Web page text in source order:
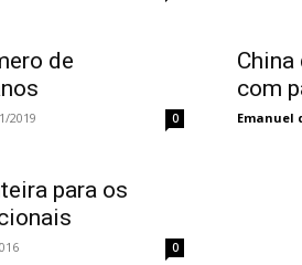
de
2019 0
com
Emanuel
para os
0